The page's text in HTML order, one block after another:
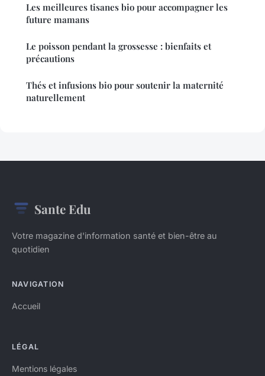
Les meilleures tisanes bio pour accompagner les
future mamans
Le poisson pendant la grossesse : bienfaits et
précautions
Thés et infusions bio pour soutenir la maternité
naturellement
Sante Edu
Votre magazine d'information santé et bien-être au
quotidien
NAVIGATION
Accueil
LÉGAL
Mentions légales